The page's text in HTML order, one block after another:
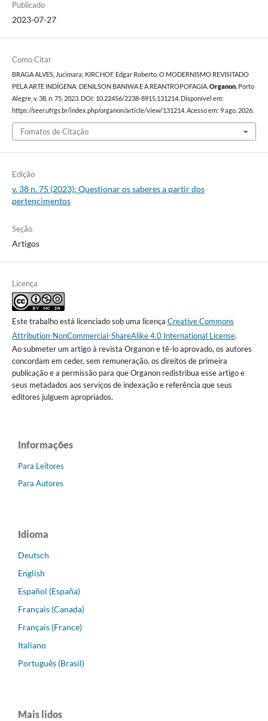
Publicado
2023-07-27
Como Citar
BRAGA ALVES, Jucimara; KIRCHOF, Edgar Roberto. O MODERNISMO REVISITADO
PELA ARTE INDÍGENA: DENILSON BANIWA E A REANTROPOFAGIA. Organon, Porto
Alegre, v. 38, n. 75, 2023. DOI: 10.22456/2238-8915.131214. Disponível em:
https://seer.ufrgs.br/index.php/organon/article/view/131214. Acesso em: 9 ago. 2026.
Fomatos de Citação
Edição
v. 38 n. 75 (2023): Questionar os saberes a partir dos
pertencimentos
Seção
Artigos
Licença
Este trabalho está licenciado sob uma licença Creative Commons
Attribution-NonCommercial-ShareAlike 4.0 International License.
Ao submeter um artigo à revista Organon e tê-lo aprovado, os autores
concordam em ceder, sem remuneração, os direitos de primeira
publicação e a permissão para que Organon redistribua esse artigo e
seus metadados aos serviços de indexação e referência que seus
editores julguem apropriados.
Informações
Para Leitores
Para Autores
Idioma
Deutsch
English
Español (España)
Français (Canada)
Français (France)
Italiano
Português (Brasil)
Mais lidos